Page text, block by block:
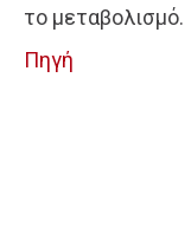
το μεταβολισμό.
Πηγή